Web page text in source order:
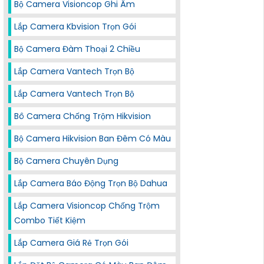
Bộ Camera Visioncop Ghi Âm
Lắp Camera Kbvision Trọn Gói
Bộ Camera Đàm Thoại 2 Chiều
Lắp Camera Vantech Trọn Bộ
Lắp Camera Vantech Trọn Bộ
Bô Camera Chống Trộm Hikvision
Bộ Camera Hikvision Ban Đêm Có Màu
Bộ Camera Chuyên Dụng
Lắp Camera Báo Động Trọn Bộ Dahua
Lắp Camera Visioncop Chống Trộm
Combo Tiết Kiệm
Lắp Camera Giá Rẻ Trọn Gói